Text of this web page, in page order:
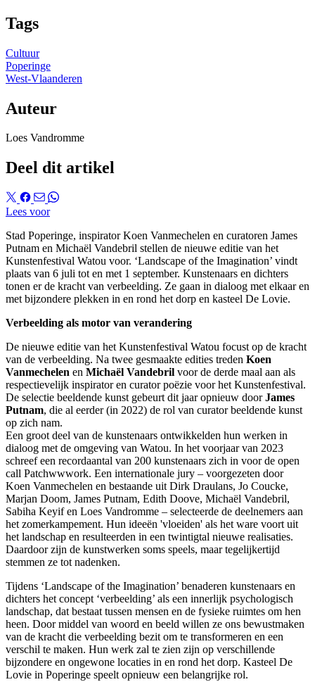
Tags
Cultuur
Poperinge
West-Vlaanderen
Auteur
Loes Vandromme
Deel dit artikel
Lees voor
Stad Poperinge, inspirator Koen Vanmechelen en curatoren James
Putnam en Michaël Vandebril stellen de nieuwe editie van het
Kunstenfestival Watou voor. ‘Landscape of the Imagination’ vindt
plaats van 6 juli tot en met 1 september. Kunstenaars en dichters
tonen er de kracht van verbeelding. Ze gaan in dialoog met elkaar en
met bijzondere plekken in en rond het dorp en kasteel De Lovie.
Verbeelding als motor van verandering
De nieuwe editie van het Kunstenfestival Watou focust op de kracht
van de verbeelding. Na twee gesmaakte edities treden Koen
Vanmechelen en Michaël Vandebril voor de derde maal aan als
respectievelijk inspirator en curator poëzie voor het Kunstenfestival.
De selectie beeldende kunst gebeurt dit jaar opnieuw doorJames
Putnam, die al eerder (in 2022) de rol van curator beeldende kunst
op zich nam.
Een groot deel van de kunstenaars ontwikkelden hun werken in
dialoog met de omgeving van Watou. In het voorjaar van 2023
schreef een recordaantal van 200 kunstenaars zich in voor de open
call Patchwwwork. Een internationale jury – voorgezeten door
Koen Vanmechelen en bestaande uit Dirk Draulans, Jo Coucke,
Marjan Doom, James Putnam, Edith Doove, Michaël Vandebril,
Sabiha Keyif en Loes Vandromme – selecteerde de deelnemers aan
het zomerkampement. Hun ideeën 'vloeiden' als het ware voort uit
het landschap en resulteerden in een twintigtal nieuwe realisaties.
Daardoor zijn de kunstwerken soms speels, maar tegelijkertijd
stemmen ze tot nadenken.
Tijdens ‘Landscape of the Imagination’ benaderen kunstenaars en
dichters het concept ‘verbeelding’ als een innerlijk psychologisch
landschap, dat bestaat tussen mensen en de fysieke ruimtes om hen
heen. Door middel van woord en beeld willen ze ons bewustmaken
van de kracht die verbeelding bezit om te transformeren en een
verschil te maken. Hun werk zal te zien zijn op verschillende
bijzondere en ongewone locaties in en rond het dorp. Kasteel De
Lovie in Poperinge speelt opnieuw een belangrijke rol.